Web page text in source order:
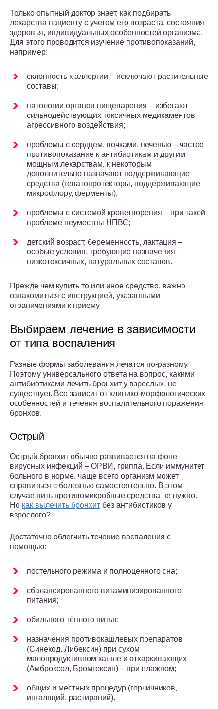
Только опытный доктор знает, как подбирать
лекарства пациенту с учетом его возраста, состояния
здоровья, индивидуальных особенностей организма.
Для этого проводится изучение противопоказаний,
например:
склонность к аллергии – исключают растительные
составы;
патологии органов пищеварения – избегают
сильнодействующих токсичных медикаментов
агрессивного воздействия;
проблемы с сердцем, почками, печенью – частое
противопоказание к антибиотикам и другим
мощным лекарствам, к некоторым
дополнительно назначают поддерживающие
средства (гепатопротекторы, поддерживающие
микрофлору, ферменты);
проблемы с системой кроветворения – при такой
проблеме неуместны НПВС;
детский возраст, беременность, лактация –
особые условия, требующие назначения
низкотоксичных, натуральных составов.
Прежде чем купить то или иное средство, важно
ознакомиться с инструкцией, указанными
ограничениями к приему
Выбираем лечение в зависимости
от типа воспаления
Разные формы заболевания лечатся по-разному.
Поэтому универсального ответа на вопрос, какими
антибиотиками лечить бронхит у взрослых, не
существует. Все зависит от клинико-морфологических
особенностей и течения воспалительного поражения
бронхов.
Острый
Острый бронхит обычно развивается на фоне
вирусных инфекций – ОРВИ, гриппа. Если иммунитет
больного в норме, чаще всего организм может
справиться с болезнью самостоятельно. В этом
случае пить противомикробные средства не нужно.
Но как вылечить бронхит без антибиотиков у
взрослого?
Достаточно облегчить течение воспаления с
помощью:
постельного режима и полноценного сна;
сбалансированного витаминизированного
питания;
обильного тёплого питья;
назначения противокашлевых препаратов
(Синекод, Либексин) при сухом
малопродуктивном кашле и отхаркивающих
(Амброксол, Бромгексин) – при влажном;
общих и местных процедур (горчичников,
ингаляций, растираний).